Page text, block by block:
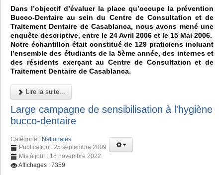
Dans l’objectif d’évaluer la place qu’occupe la prévention
Bucco-Dentaire au sein du Centre de Consultation et de
Traitement Dentaire de Casablanca, nous avons mené une
enquête descriptive, entre le 24 Avril 2006 et le 15 Mai 2006.
Notre échantillon était constitué de 129 praticiens incluant
l’ensemble des étudiants de la 5ème année, des internes et
des résidents exerçant au Centre de Consultation et de
Traitement Dentaire de Casablanca.
Lire la suite...
Large campagne de sensibilisation à l'hygiène
bucco-dentaire
Catégorie : Nationales
Publication : 25 septembre 2009
Mis à jour : 18 novembre 2022
Affichages : 7359